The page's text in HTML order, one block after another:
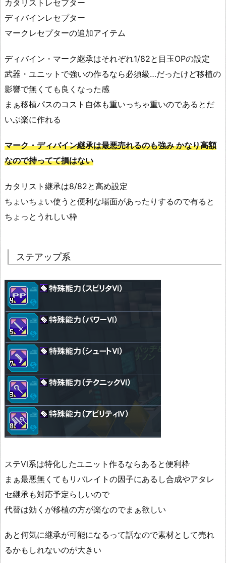
カタリストレセプター
ディバインレセプター
マークレセプターの追加アイテム
ディバイン・マーク継承はそれぞれ1/82と目玉OPの設定
武器・ユニットで強いの作るなら必須級…だったけど移植の
影響で無くても良くなった感
まぁ移植パスのコスト自体も重いっちゃ重いのであるとだ
いぶ楽に作れる
マーク・ディバイン継承は最悪売れるのも強み かなり高額
なので持ってて損はない
カタリスト継承は8/82と高め設定
ちょいちょい使うと便利な場面があったりするので有ると
ちょっとうれしい枠
ステアップ系
ステⅥ系は特化したユニット作るならあると便利枠
まぁ最悪無くてもリバレイトの因子にあるし合成やアタレ
セ継承も対応予定らしいので
代替は効くが移植の方が楽なのでまぁ欲しい
あと何気に継承が可能になるって話なので素材として売れ
るかもしれないのが大きい